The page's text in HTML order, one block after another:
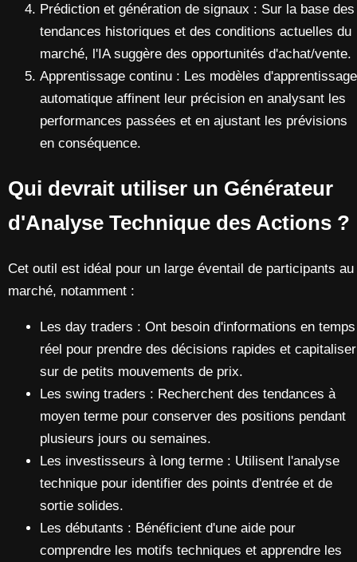
Prédiction et génération de signaux : Sur la base des
tendances historiques et des conditions actuelles du
marché, l'IA suggère des opportunités d'achat/vente.
Apprentissage continu : Les modèles d'apprentissage
automatique affinent leur précision en analysant les
performances passées et en ajustant les prévisions
en conséquence.
Qui devrait utiliser un Générateur
d'Analyse Technique des Actions ?
Cet outil est idéal pour un large éventail de participants au
marché, notamment :
Les day traders : Ont besoin d'informations en temps
réel pour prendre des décisions rapides et capitaliser
sur de petits mouvements de prix.
Les swing traders : Recherchent des tendances à
moyen terme pour conserver des positions pendant
plusieurs jours ou semaines.
Les investisseurs à long terme : Utilisent l'analyse
technique pour identifier des points d'entrée et de
sortie solides.
Les débutants : Bénéficient d'une aide pour
comprendre les motifs techniques et apprendre les